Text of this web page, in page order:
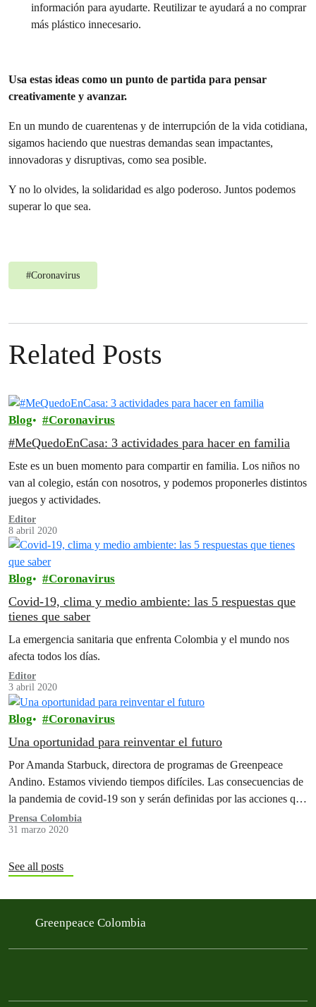
información para ayudarte. Reutilizar te ayudará a no comprar
más plástico innecesario.
Usa estas ideas como un punto de partida para pensar
creativamente y avanzar.
En un mundo de cuarentenas y de interrupción de la vida cotidiana,
sigamos haciendo que nuestras demandas sean impactantes,
innovadoras y disruptivas, como sea posible.
Y no lo olvides, la solidaridad es algo poderoso. Juntos podemos
superar lo que sea.
#Coronavirus
Related Posts
Blog Coronavirus
#MeQuedoEnCasa: 3 actividades para hacer en familia
Este es un buen momento para compartir en familia. Los niños no
van al colegio, están con nosotros, y podemos proponerles distintos
juegos y actividades.
Editor
8 abril 2020
Blog Coronavirus
Covid-19, clima y medio ambiente: las 5 respuestas que
tienes que saber
La emergencia sanitaria que enfrenta Colombia y el mundo nos
afecta todos los días.
Editor
3 abril 2020
Blog Coronavirus
Una oportunidad para reinventar el futuro
Por Amanda Starbuck, directora de programas de Greenpeace
Andino. Estamos viviendo tiempos difíciles. Las consecuencias de
la pandemia de covid-19 son y serán definidas por las acciones que
tomemos
Prensa Colombia
31 marzo 2020
See all posts
Greenpeace Colombia